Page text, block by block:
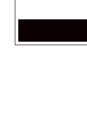
Menu vegan
Galette de pommes